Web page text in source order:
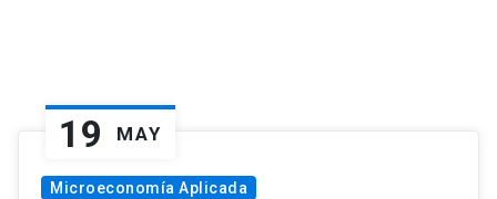
19 MAY
Microeconomía Aplicada